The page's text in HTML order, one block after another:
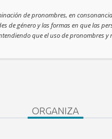
de pronombres, en
de género y las formas en que las
que el uso de
ORGANIZA